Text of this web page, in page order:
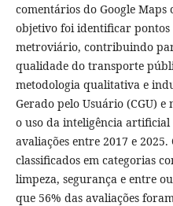
comentários do Google Maps
objetivo foi identificar pontos
metroviário, contribuindo
qualidade do transporte
metodologia qualitativa e
Gerado pelo Usuário (CGU) e
o uso da inteligência artificial
avaliações entre 2017 e
classificados em categorias
limpeza, segurança e entre
que 56% das avaliações